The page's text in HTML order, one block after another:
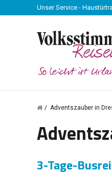
Unser Service -
Adventszauber in
3-Tage-